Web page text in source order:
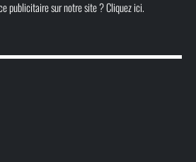
publicitaire sur notre site ? Cliquez ici.